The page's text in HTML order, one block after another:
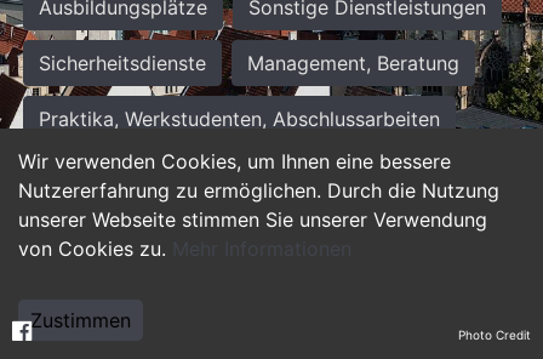
Wir verwenden Cookies, um Ihnen eine bessere
Nutzererfahrung zu ermöglichen. Durch die Nutzung
unserer Webseite stimmen Sie unserer Verwendung
von Cookies zu. Mehr Informationen
Zustimmen
Ausbildungsplätze Sonstige Dienstleistungen
Sicherheitsdienste Management, Beratung
Praktika, Werkstudenten, Abschlussarbeiten
Personalwesen Assistenz, Sekretariat
Hilfskräfte, Aushilfs- und Nebenjobs
Weiterbildung, Studium, duale Ausbildung Photo Credit